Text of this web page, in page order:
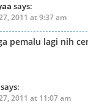
says:
2011 at 9:37 am
pemalu lagi nih
says:
2011 at 11:07 am